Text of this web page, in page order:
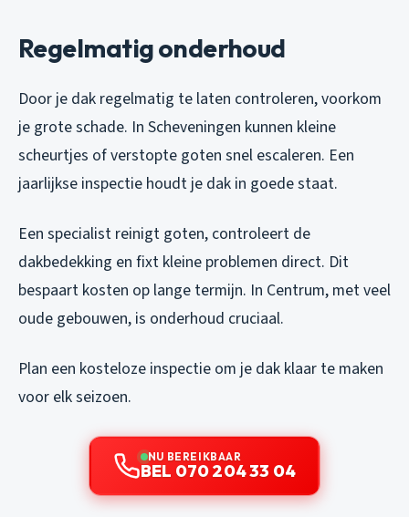
Regelmatig onderhoud
Door je dak regelmatig te laten controleren, voorkom
je grote schade. In Scheveningen kunnen kleine
scheurtjes of verstopte goten snel escaleren. Een
jaarlijkse inspectie houdt je dak in goede staat.
Een specialist reinigt goten, controleert de
dakbedekking en fixt kleine problemen direct. Dit
bespaart kosten op lange termijn. In Centrum, met veel
oude gebouwen, is onderhoud cruciaal.
Plan een kosteloze inspectie om je dak klaar te maken
voor elk seizoen.
NU BEREIKBAAR
BEL 070 204 33 04